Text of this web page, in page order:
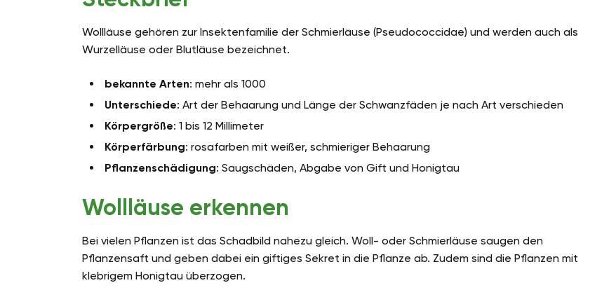
Wollläuse gehören zur Insektenfamilie der Schmierläuse (Pseudococcidae) und werden auch als
Wurzelläuse oder Blutläuse bezeichnet.
bekannte Arten: mehr als 1000
Unterschiede: Art der Behaarung und Länge der Schwanzfäden je nach Art verschieden
Körpergröße: 1 bis 12 Millimeter
Körperfärbung: rosafarben mit weißer, schmieriger Behaarung
Pflanzenschädigung: Saugschäden, Abgabe von Gift und Honigtau
Wollläuse erkennen
Bei vielen Pflanzen ist das Schadbild nahezu gleich. Woll- oder Schmierläuse saugen den
Pflanzensaft und geben dabei ein giftiges Sekret in die Pflanze ab. Zudem sind die Pflanzen mit
klebrigem Honigtau überzogen.